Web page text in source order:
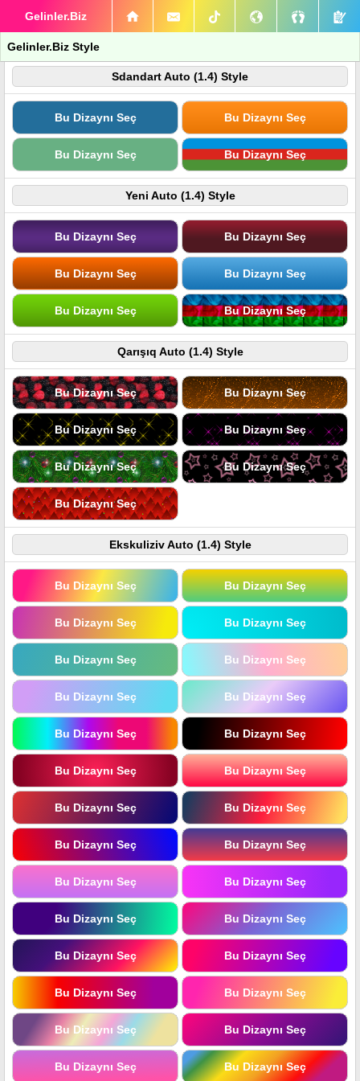
Gelinler.Biz
Gelinler.Biz Style
Sdandart Auto (1.4) Style
Bu Dizaynı Seç Bu Dizaynı Seç
Bu Dizaynı Seç Bu Dizaynı Seç
Yeni Auto (1.4) Style
Bu Dizaynı Seç Bu Dizaynı Seç
Bu Dizaynı Seç Bu Dizaynı Seç
Bu Dizaynı Seç Bu Dizaynı Seç
Qarışıq Auto (1.4) Style
Bu Dizaynı Seç Bu Dizaynı Seç
Bu Dizaynı Seç Bu Dizaynı Seç
Bu Dizaynı Seç Bu Dizaynı Seç
Bu Dizaynı Seç
Ekskuliziv Auto (1.4) Style
Bu Dizaynı Seç Bu Dizaynı Seç
Bu Dizaynı Seç Bu Dizaynı Seç
Bu Dizaynı Seç Bu Dizaynı Seç
Bu Dizaynı Seç Bu Dizaynı Seç
Bu Dizaynı Seç Bu Dizaynı Seç
Bu Dizaynı Seç Bu Dizaynı Seç
Bu Dizaynı Seç Bu Dizaynı Seç
Bu Dizaynı Seç Bu Dizaynı Seç
Bu Dizaynı Seç Bu Dizaynı Seç
Bu Dizaynı Seç Bu Dizaynı Seç
Bu Dizaynı Seç Bu Dizaynı Seç
Bu Dizaynı Seç Bu Dizaynı Seç
Bu Dizaynı Seç Bu Dizaynı Seç
Bu Dizaynı Seç Bu Dizaynı Seç